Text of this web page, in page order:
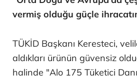
vermiş olduğu güçle
TÜKİD Başkanı Keresteci,
aldıkları ürünün güvensiz
halinde "Alo 175 Tüketici